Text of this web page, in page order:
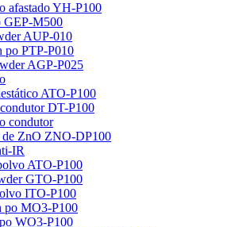
afastado YH-P100
GEP-M500
AUP-010
po PTP-P010
AGP-P025
ATO-P100
DT-P100
condutor
ZnO ZNO-DP100
IR
ATO-P100
GTO-P100
ITO-P100
po MO3-P100
WO3-P100